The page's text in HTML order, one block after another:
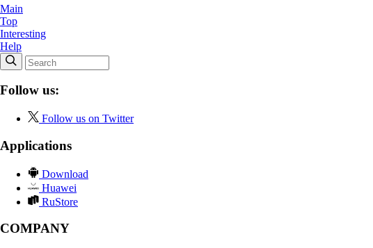
Main
Top
Interesting
Help
Follow us:
Follow us on Twitter
Applications
Download
Huawei
RuStore
COMPANY